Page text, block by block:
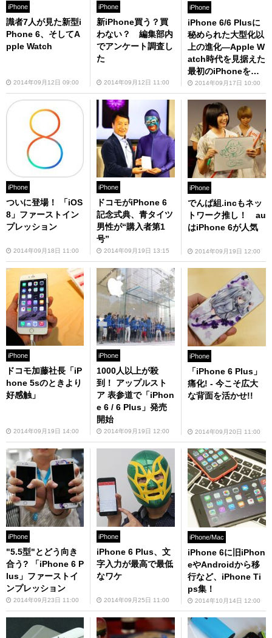
iPhone
識者7人が見た新型i
Phone 6、そしてA
pple Watch
2014年09月12日 09:00
iPhone
新iPhone買う？買
わない？ 編集部内
でアンケート調査し
た
2014年09月12日 11:00
iPhone
iPhone 6/6 Plusに
秘められた大型化以
上の進化—Apple W
atch時代を見据えた
最初のiPhoneを読
み解く
2014年09月17日 10:00
iPhone
ついに登場！ 「iOS
8」ファーストイン
プレッション
2014年09月18日 11:00
iPhone
ドコモがiPhone 6
記念式典、青タイツ
男性が“購入者第1
号”
2014年09月19日 13:15
iPhone
でんぱ組.incもネッ
トワーク推し！ au
はiPhone 6が人気
2014年09月19日 12:00
iPhone
ドコモ加藤社長「iP
hone 5sのときより
好感触」
2014年09月19日 14:00
iPhone
1000人以上が殺
到！ アップルスト
ア 表参道で「iPhon
e 6 / 6 Plus」発売
開始
2014年09月19日 12:00
iPhone
「iPhone 6 Plus」
痛化! - 今こそ広大
な背面を活かせ!!
2014年09月20日 11:00
iPhone
"5.5型"とどう向き
合う? 「iPhone 6 P
lus」ファーストイ
ンプレッション
2014年09月23日 11:00
iPhone
iPhone 6 Plus、文
字入力が最高で最低
なワケ
2014年09月25日 11:00
iPhone/Mac
iPhone 6に旧iPhon
eやAndroidから移
行など、iPhone Ti
ps集！
2014年10月14日 12:00